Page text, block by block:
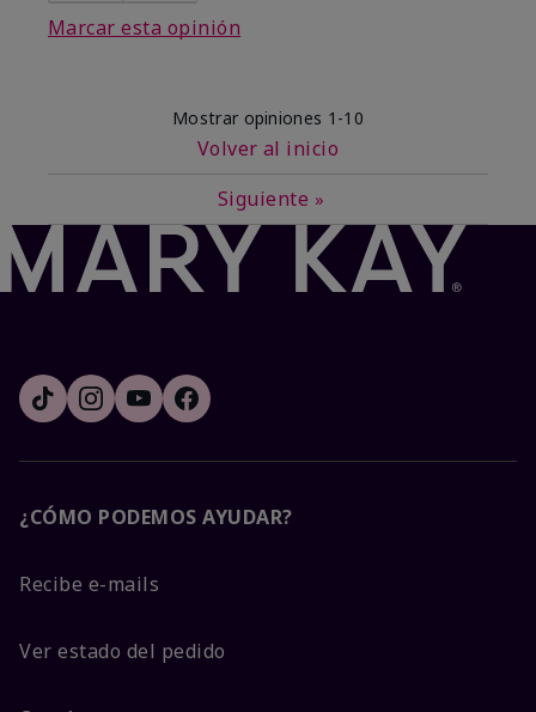
Marcar esta opinión
Mostrar opiniones 1-10
Volver al inicio
Siguiente »
¿CÓMO PODEMOS AYUDAR?
Recibe e-mails
Ver estado del pedido